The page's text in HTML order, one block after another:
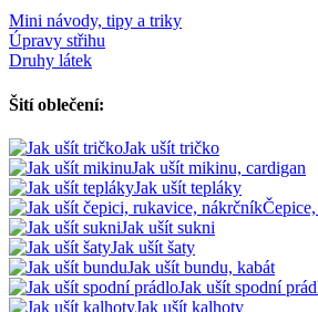
Mini návody, tipy a triky
Úpravy střihu
Druhy látek
Šití oblečení:
Jak ušít tričko
Jak ušít mikinu, cardigan
Jak ušít tepláky
Jak ušít sukni
Jak ušít šaty
Jak ušít bundu, kabát
Jak ušít spodní
Jak ušít kalhoty